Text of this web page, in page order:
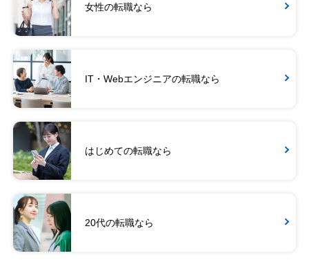
女性の転職なら
IT・Webエンジニアの転職なら
はじめての転職なら
20代の転職なら